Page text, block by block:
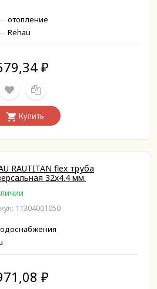
отопление
Rehau
₽
Купить
RAUTITAN flex труба
32х4.4 мм.
11304001050
₽